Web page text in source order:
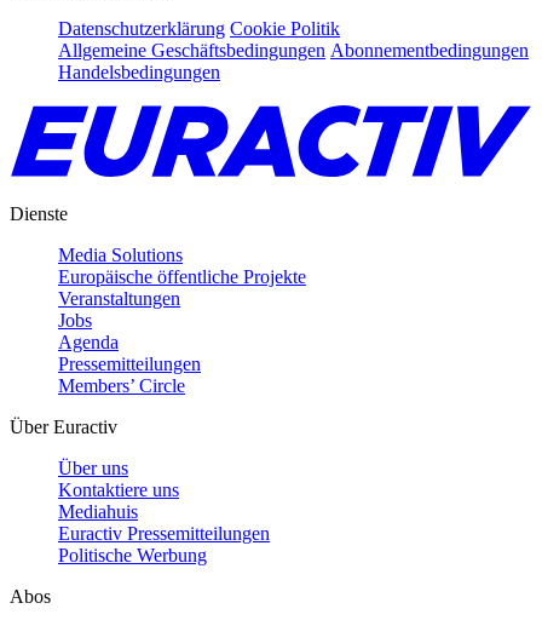
Datenschutzerklärung Cookie Politik
Allgemeine Geschäftsbedingungen Abonnementbedingungen
Handelsbedingungen
Dienste
Media Solutions
Europäische öffentliche Projekte
Veranstaltungen
Jobs
Agenda
Pressemitteilungen
Members’ Circle
Über Euractiv
Über uns
Kontaktiere uns
Mediahuis
Euractiv Pressemitteilungen
Politische Werbung
Abos